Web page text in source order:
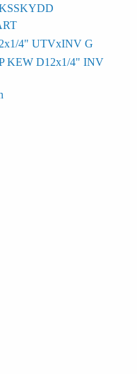
4" UTVxINV G
KEW D12x1/4" INV